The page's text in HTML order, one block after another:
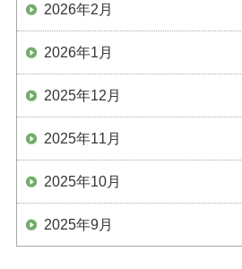
2026年2月
2026年1月
2025年12月
2025年11月
2025年10月
2025年9月